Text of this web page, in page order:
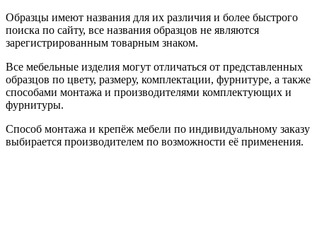
Образцы имеют названия для их различия и более быстрого
поиска по сайту, все названия образцов не являются
зарегистрированным товарным знаком.
Все мебельные изделия могут отличаться от представленных
образцов по цвету, размеру, комплектации, фурнитуре, а также
способами монтажа и производителями комплектующих и
фурнитуры.
Способ монтажа и крепёж мебели по индивидуальному заказу
выбирается производителем по возможности её применения.